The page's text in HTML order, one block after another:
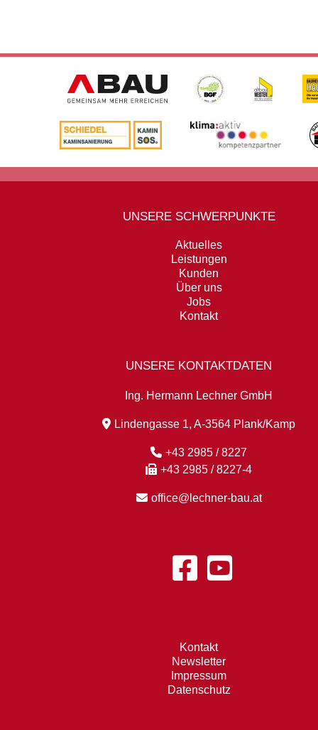
UNSERE SCHWERPUNKTE
Aktuelles
Leistungen
Kunden
Über uns
Jobs
Kontakt
UNSERE KONTAKTDATEN
Ing. Hermann Lechner GmbH
Lindengasse 1, A-3564 Plank/Kamp
+43 2985 / 8227
+43 2985 / 8227-4
office@lechner-bau.at
Kontakt
Newsletter
Impressum
Datenschutz